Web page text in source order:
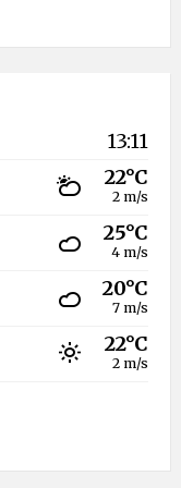
13:11
22°C
2 m/s
25°C
4 m/s
20°C
7 m/s
22°C
2 m/s